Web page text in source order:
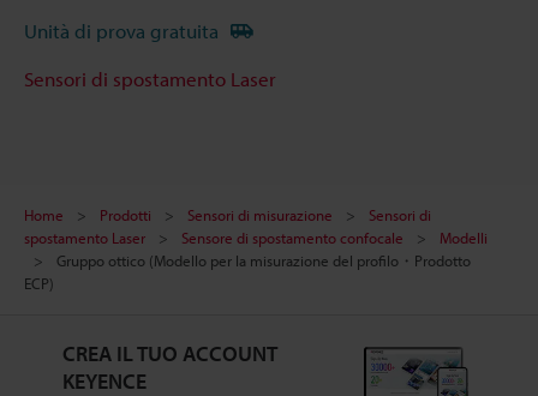
Unità di prova gratuita
Sensori di spostamento Laser
Home Prodotti Sensori di misurazione
Sensori di
spostamento Laser
Sensore di spostamento confocale
Modelli
Gruppo ottico (Modello per la misurazione del profilo・Prodotto
ECP)
CREA IL TUO ACCOUNT
KEYENCE